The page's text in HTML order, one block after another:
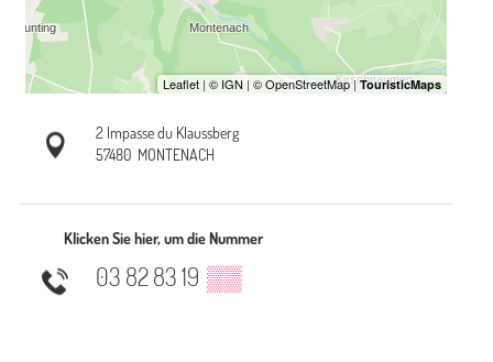
2 Impasse du Klaussberg
57480 MONTENACH
Klicken Sie hier, um die Nummer
03 82 83 19 ▒▒